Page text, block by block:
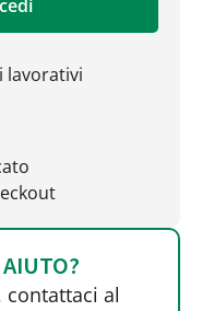
lavorativi
al